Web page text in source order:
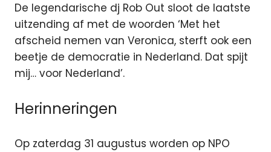
De legendarische dj Rob Out sloot de laatste
uitzending af met de woorden ‘Met het
afscheid nemen van Veronica, sterft ook een
beetje de democratie in Nederland. Dat spijt
mij… voor Nederland’.
Herinneringen
Op zaterdag 31 augustus worden op NPO